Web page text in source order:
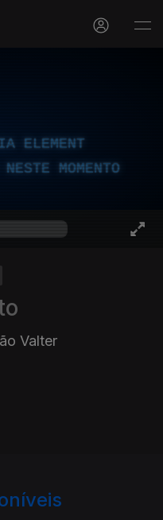
ELEMENT
MOMENTO
Valter